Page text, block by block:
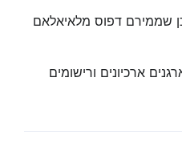
שממירם דפוס מלאיאלאם
ארכיונים ורישומים